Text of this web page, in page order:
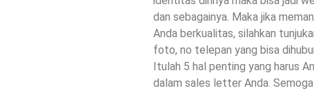
dan sebagainya. Maka jika
Anda berkualitas, silahkan
foto, no telepan yang bisa
Itulah 5 hal penting yang harus
dalam sales letter Anda.